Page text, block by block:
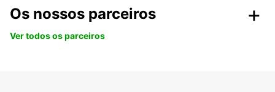
Os nossos parceiros
Ver todos os parceiros